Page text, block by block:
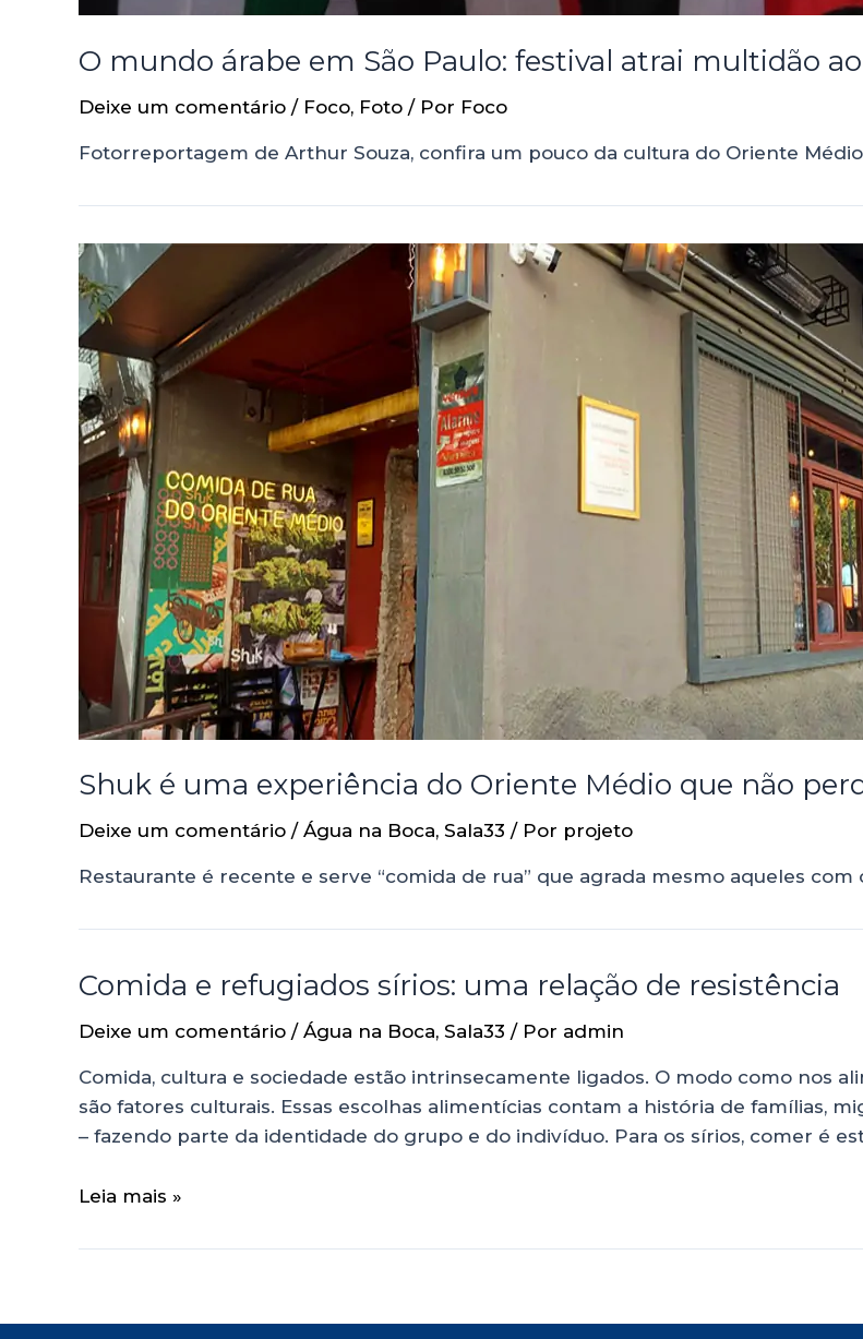
O mundo árabe em São Paulo: festival atrai multidão
Deixe um comentário / Foco, Foto / Por Foco
Fotorreportagem de Arthur Souza, confira um pouco da cultura do Oriente
Shuk é uma experiência do Oriente Médio que não
Deixe um comentário / Água na Boca, Sala33 / Por projeto
Restaurante é recente e serve “comida de rua” que agrada mesmo aqueles com
Comida e refugiados sírios: uma relação de resistência
Deixe um comentário / Água na Boca, Sala33 / Por admin
Comida, cultura e sociedade estão intrinsecamente ligados. O modo como nos
são fatores culturais. Essas escolhas alimentícias contam a história de famílias,
– fazendo parte da identidade do grupo e do indivíduo. Para os sírios, comer é
Leia mais »